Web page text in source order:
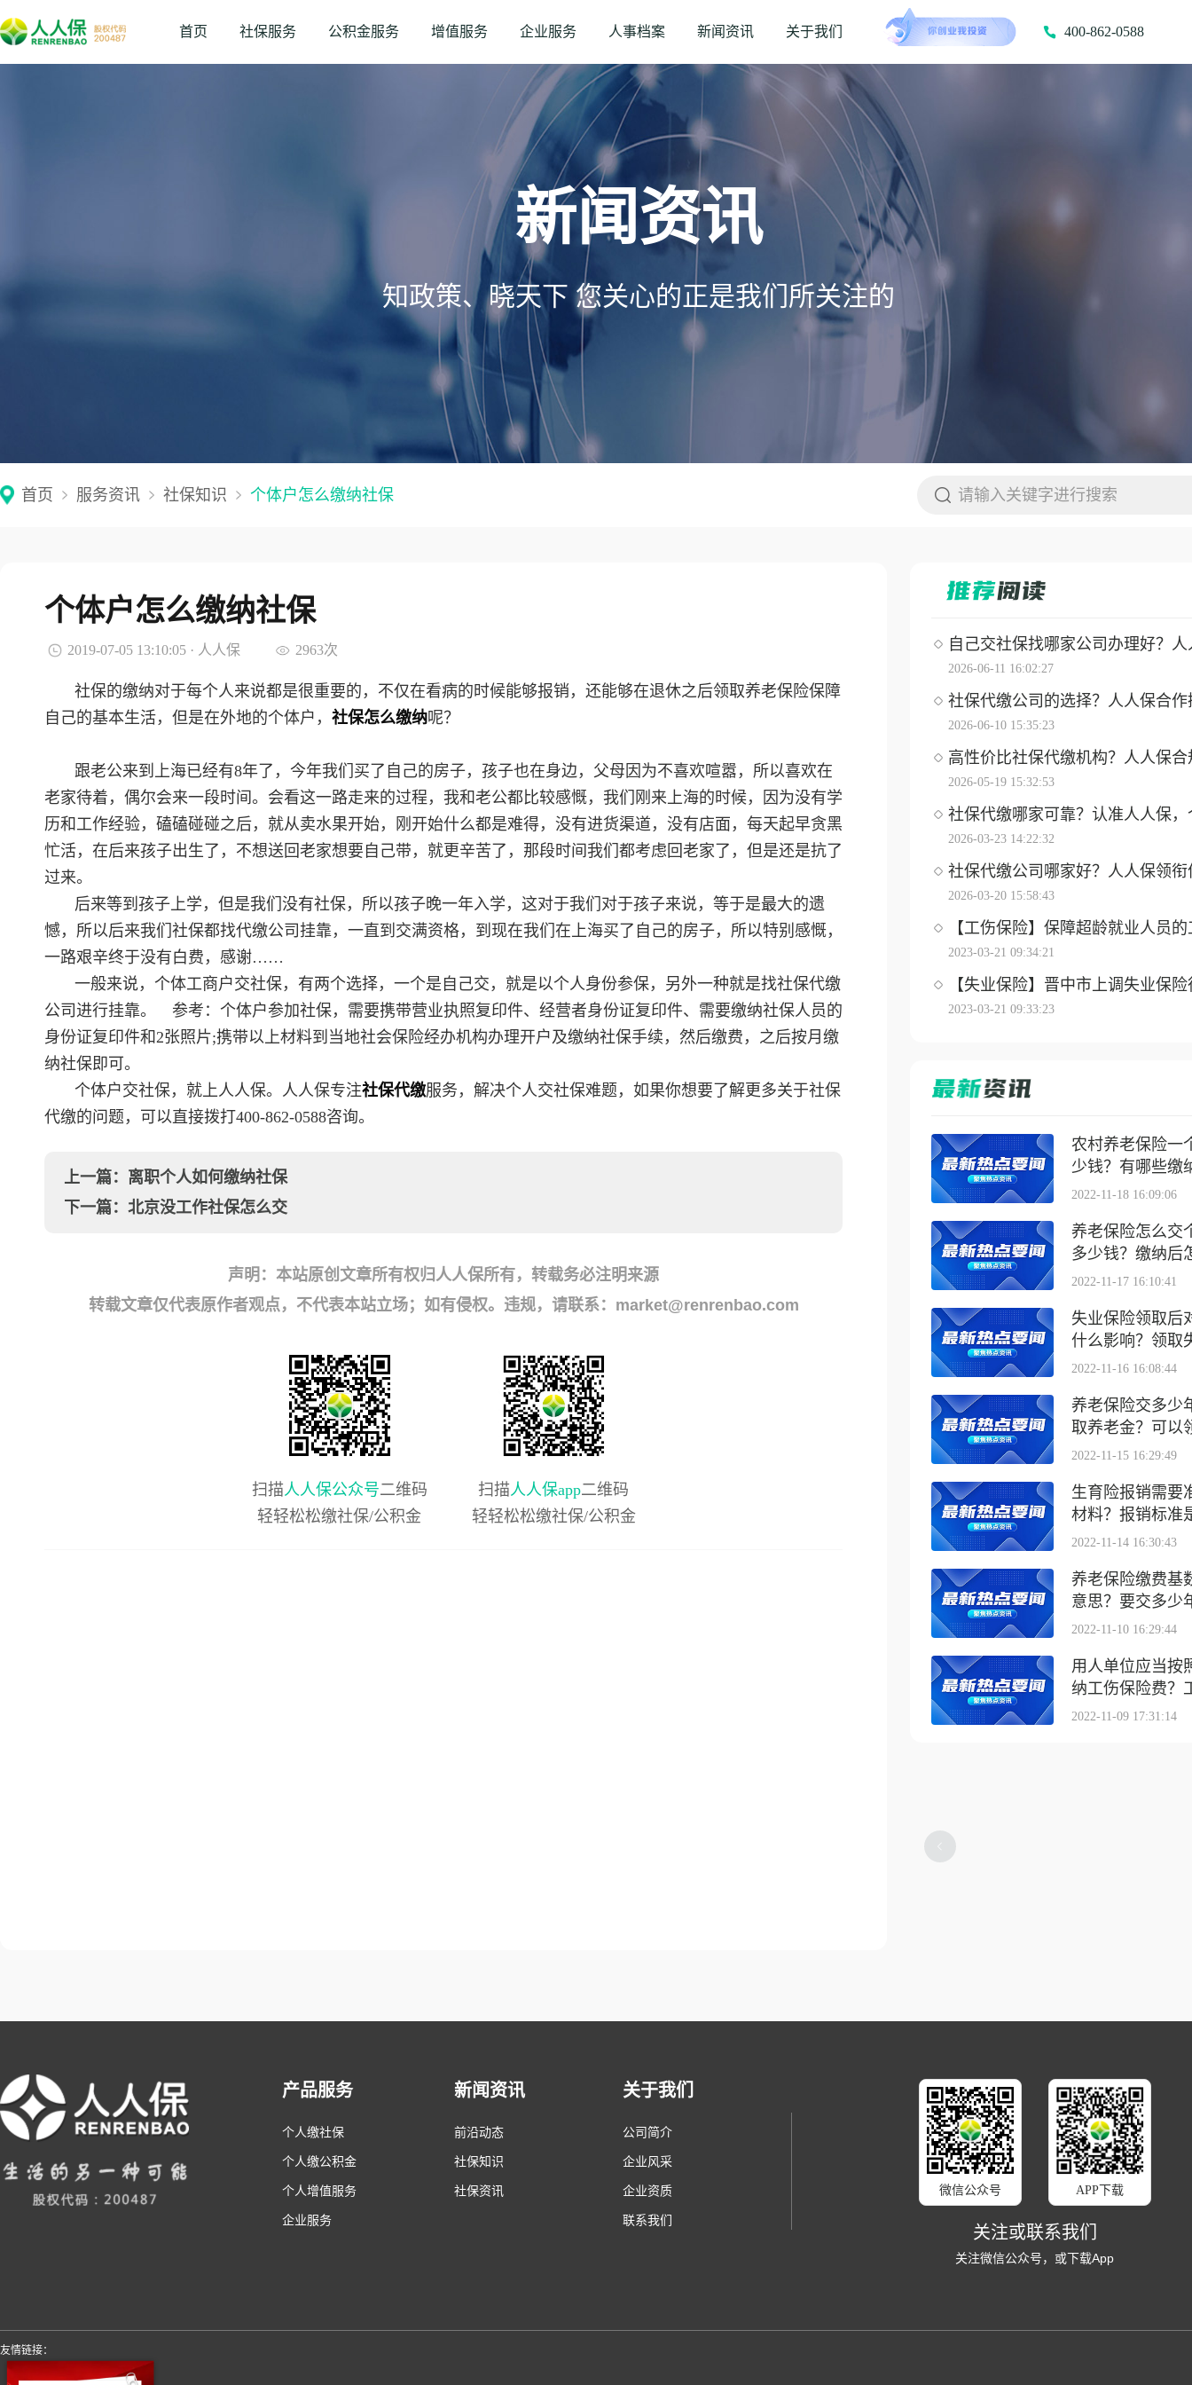
首页 社保服务 公积金服务 增值服务 企业服务 人事档案 新闻资讯 关于我们 400-862-0588
新闻资讯
知政策、晓天下 您关心的正是我们所关注的
首页 服务资讯 社保知识 个体户怎么缴纳社保
个体户怎么缴纳社保
2019-07-05 13:10:05 · 人人保 2963次
社保的缴纳对于每个人来说都是很重要的，不仅在看病的时候能够报销，还能够在退休之后领取养老保险保障
自己的基本生活，但是在外地的个体户， 社保怎么缴纳呢？
跟老公来到上海已经有8年了，今年我们买了自己的房子，孩子也在身边，父母因为不喜欢喧嚣，所以喜欢在
老家待着，偶尔会来一段时间。会看这一路走来的过程，我和老公都比较感慨，我们刚来上海的时候，因为没有学
历和工作经验，磕磕碰碰之后，就从卖水果开始，刚开始什么都是难得，没有进货渠道，没有店面，每天起早贪黑
忙活，在后来孩子出生了，不想送回老家想要自己带，就更辛苦了，那段时间我们都考虑回老家了，但是还是抗了
过来。
后来等到孩子上学，但是我们没有社保，所以孩子晚一年入学，这对于我们对于孩子来说，等于是最大的遗
憾，所以后来我们社保都找代缴公司挂靠，一直到交满资格，到现在我们在上海买了自己的房子，所以特别感慨，
一路艰辛终于没有白费，感谢……
一般来说，个体工商户交社保，有两个选择，一个是自己交，就是以个人身份参保，另外一种就是找社保代缴
公司进行挂靠。 参考：个体户参加社保，需要携带营业执照复印件、经营者身份证复印件、需要缴纳社保人员的
身份证复印件和2张照片;携带以上材料到当地社会保险经办机构办理开户及缴纳社保手续，然后缴费，之后按月缴
纳社保即可。
个体户交社保，就上人人保。人人保专注社保代缴服务，解决个人交社保难题，如果你想要了解更多关于社保
代缴的问题，可以直接拨打400-862-0588咨询。
上一篇： 离职个人如何缴纳社保
下一篇： 北京没工作社保怎么交
声明：本站原创文章所有权归人人保所有，转载务必注明来源
转载文章仅代表原作者观点，不代表本站立场；如有侵权。违规，请联系：market@renrenbao.com
扫描人人保公众号二维码
轻轻松松缴社保/公积金
扫描人人保app二维码
轻轻松松缴社保/公积金
自己交社保找哪家公司办理好？人
2026-06-11 16:02:27
社保代缴公司的选择？人人保合作
2026-06-10 15:35:23
高性价比社保代缴机构？人人保合
2026-05-19 15:32:53
社保代缴哪家可靠？认准人人保，
2026-03-23 14:22:32
社保代缴公司哪家好？人人保领衔
2026-03-20 15:58:43
【工伤保险】保障超龄就业人员
2023-03-21 09:34:21
【失业保险】晋中市上调失业保
2023-03-21 09:33:23
农村养老保险一
少钱？有哪些缴
2022-11-18 16:09:06
养老保险怎么交
多少钱？缴纳后
2022-11-17 16:10:41
失业保险领取后
什么影响？领取
2022-11-16 16:08:44
养老保险交多少
取养老金？可以
2022-11-15 16:29:49
生育险报销需要
材料？报销标准
2022-11-14 16:30:43
养老保险缴费基
意思？要交多少
2022-11-10 16:29:44
用人单位应当按
纳工伤保险费？
2022-11-09 17:31:14
产品服务
个人缴社保
个人缴公积金
个人增值服务
企业服务
新闻资讯
前沿动态
社保知识
社保资讯
关于我们
公司简介
企业风采
企业资质
联系我们
微信公众号 APP下载
关注或联系我们
关注微信公众号，或下载App
友情链接：